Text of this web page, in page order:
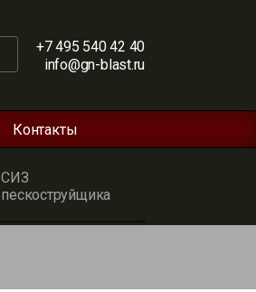
+7 495 540 42 40
info@gn-blast.ru
Контакты
СИЗ
пескоструйщика